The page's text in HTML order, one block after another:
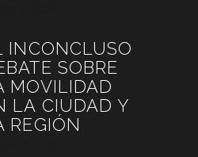
INCONCLUSO
SOBRE
MOVILIDAD
LA CIUDAD Y
REGIÓN